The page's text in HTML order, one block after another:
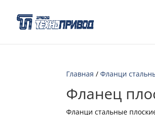
Главная /Фланци
Фланец
Фланци стальные